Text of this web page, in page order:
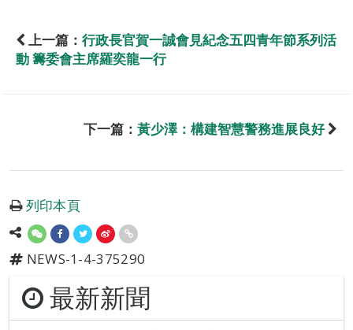
上一篇： 行政長官賀一誠會見紀念五四青年節系列活
動 籌委會主席羅奕龍一行
下一篇： 黃少澤：構建智慧警務進展良好
列印本頁
NEWS-1-4-375290
最新新聞